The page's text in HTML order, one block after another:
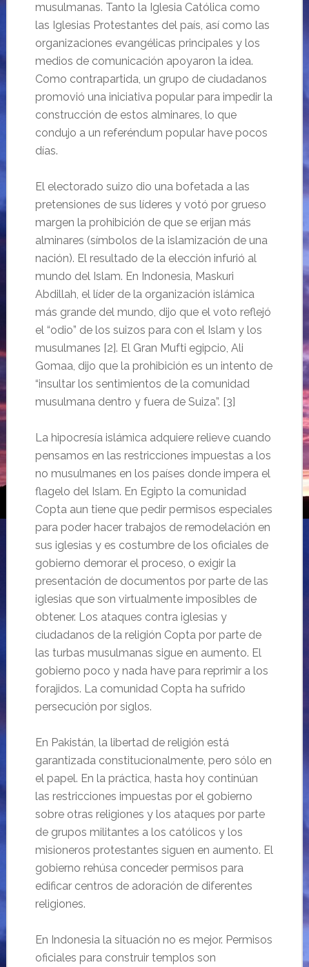
musulmanas. Tanto la Iglesia Católica como
las Iglesias Protestantes del país, así como las
organizaciones evangélicas principales y los
medios de comunicación apoyaron la idea.
Como contrapartida, un grupo de ciudadanos
promovió una iniciativa popular para impedir la
construcción de estos alminares, lo que
condujo a un referéndum popular have pocos
días.
El electorado suizo dio una bofetada a las
pretensiones de sus líderes y votó por grueso
margen la prohibición de que se erijan más
alminares (símbolos de la islamización de una
nación). El resultado de la elección infurió al
mundo del Islam. En Indonesia, Maskuri
Abdillah, el líder de la organización islámica
más grande del mundo, dijo que el voto reflejó
el “odio” de los suizos para con el Islam y los
musulmanes [2]. El Gran Mufti egipcio, Ali
Gomaa, dijo que la prohibición es un intento de
“insultar los sentimientos de la comunidad
musulmana dentro y fuera de Suiza”. [3]
La hipocresía islámica adquiere relieve cuando
pensamos en las restricciones impuestas a los
no musulmanes en los países donde impera el
flagelo del Islam. En Egipto la comunidad
Copta aun tiene que pedir permisos especiales
para poder hacer trabajos de remodelación en
sus iglesias y es costumbre de los oficiales de
gobierno demorar el proceso, o exigir la
presentación de documentos por parte de las
iglesias que son virtualmente imposibles de
obtener. Los ataques contra iglesias y
ciudadanos de la religión Copta por parte de
las turbas musulmanas sigue en aumento. El
gobierno poco y nada have para reprimir a los
forajidos. La comunidad Copta ha sufrido
persecución por siglos.
En Pakistán, la libertad de religión está
garantizada constitucionalmente, pero sólo en
el papel. En la práctica, hasta hoy continúan
las restricciones impuestas por el gobierno
sobre otras religiones y los ataques por parte
de grupos militantes a los católicos y los
misioneros protestantes siguen en aumento. El
gobierno rehúsa conceder permisos para
edificar centros de adoración de diferentes
religiones.
En Indonesia la situación no es mejor. Permisos
oficiales para construir templos son